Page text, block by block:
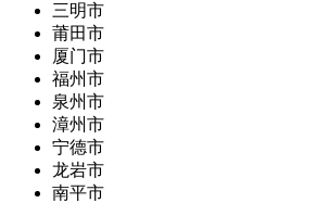
三明市
莆田市
厦门市
福州市
泉州市
漳州市
宁德市
龙岩市
南平市